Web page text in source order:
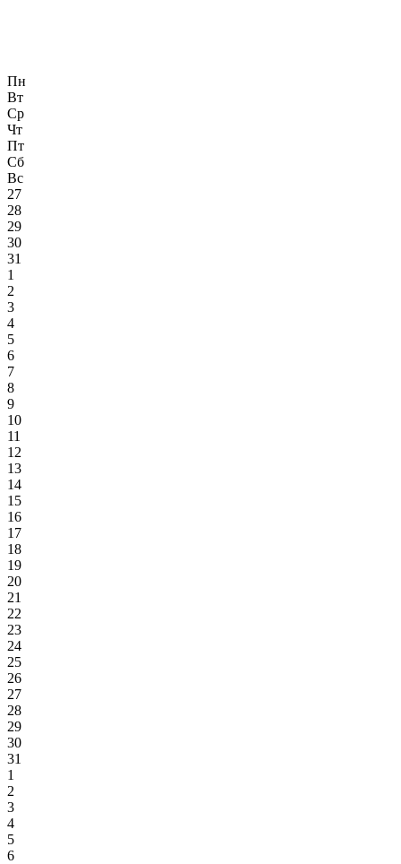
Пн
Вт
Ср
Чт
Пт
Сб
Вс
27
28
29
30
31
1
2
3
4
5
6
7
8
9
10
11
12
13
14
15
16
17
18
19
20
21
22
23
24
25
26
27
28
29
30
31
1
2
3
4
5
6